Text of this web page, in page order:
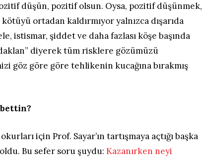
düşün, pozitif olsun. Oysa, pozitif düşünmek,
ortadan kaldırmıyor yalnızca dışarıda
istismar, şiddet ve daha fazlası köşe başında
diyerek tüm risklere gözümüzü
göz göre göre tehlikenin kucağına bırakmış
için Prof. Sayar’ın tartışmaya açtığı başka
oldu. Bu sefer soru şuydu:Kazanırken neyi